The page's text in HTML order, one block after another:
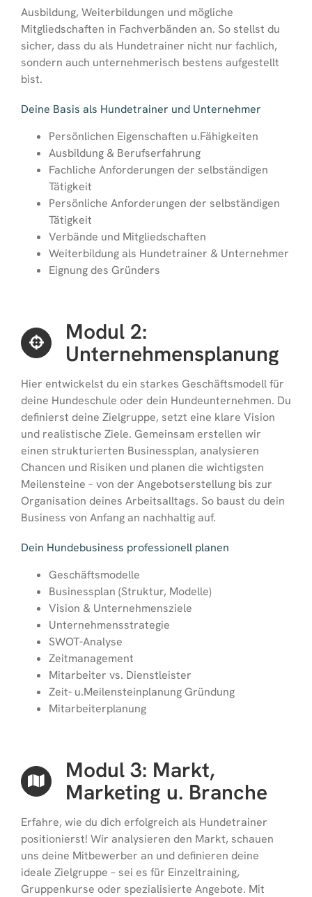
Ausbildung, Weiterbildungen und mögliche
Mitgliedschaften in Fachverbänden an. So stellst du
sicher, dass du als Hundetrainer nicht nur fachlich,
sondern auch unternehmerisch bestens aufgestellt
bist.
Deine Basis als Hundetrainer und Unternehmer
Persönlichen Eigenschaften u.Fähigkeiten
Ausbildung & Berufserfahrung
Fachliche Anforderungen der selbständigen
Tätigkeit
Persönliche Anforderungen der selbständigen
Tätigkeit
Verbände und Mitgliedschaften
Weiterbildung als Hundetrainer & Unternehmer
Eignung des Gründers
Modul 2:
Unternehmensplanung
Hier entwickelst du ein starkes Geschäftsmodell für
deine Hundeschule oder dein Hundeunternehmen. Du
definierst deine Zielgruppe, setzt eine klare Vision
und realistische Ziele. Gemeinsam erstellen wir
einen strukturierten Businessplan, analysieren
Chancen und Risiken und planen die wichtigsten
Meilensteine – von der Angebotserstellung bis zur
Organisation deines Arbeitsalltags. So baust du dein
Business von Anfang an nachhaltig auf.
Dein Hundebusiness professionell planen
Geschäftsmodelle
Businessplan (Struktur, Modelle)
Vision & Unternehmensziele
Unternehmensstrategie
SWOT-Analyse
Zeitmanagement
Mitarbeiter vs. Dienstleister
Zeit- u.Meilensteinplanung Gründung
Mitarbeiterplanung
Modul 3: Markt,
Marketing u. Branche
Erfahre, wie du dich erfolgreich als Hundetrainer
positionierst! Wir analysieren den Markt, schauen
uns deine Mitbewerber an und definieren deine
ideale Zielgruppe – sei es für Einzeltraining,
Gruppenkurse oder spezialisierte Angebote. Mit